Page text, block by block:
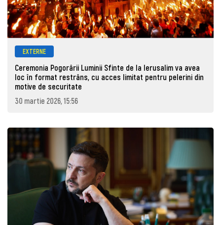
EXTERNE
Ceremonia Pogorârii Luminii Sfinte de la Ierusalim va avea
loc în format restrâns, cu acces limitat pentru pelerini din
motive de securitate
30 martie 2026, 15:56